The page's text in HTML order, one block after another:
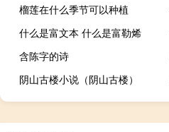
榴莲在什么季节可以种植
什么是富文本 什么是富勒烯
含陈字的诗
阴山古楼小说（阴山古楼）